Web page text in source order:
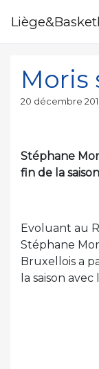
Moris
Publié
20 décembre
Stéphane
fin de la
Evoluant au
Stéphane
Bruxellois a
la saison